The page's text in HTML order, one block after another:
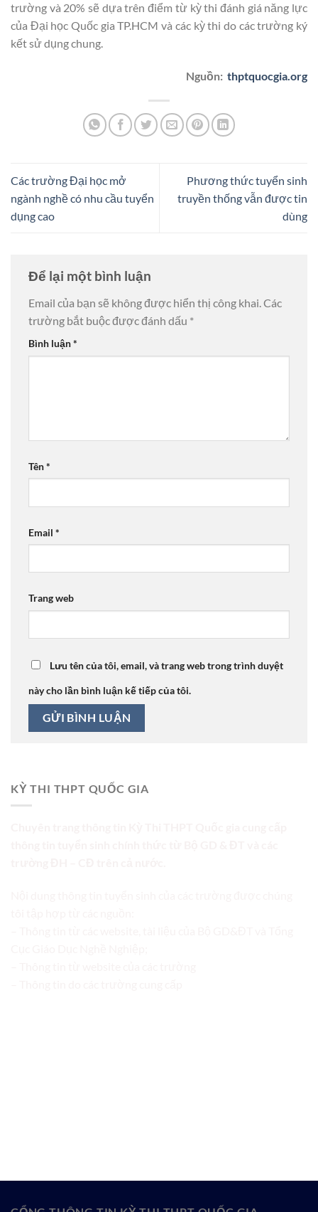
trường và 20% sẽ dựa trên điểm từ kỳ thi đánh giá năng lực
của Đại học Quốc gia TP.HCM và các kỳ thi do các trường ký
kết sử dụng chung.
Nguồn: thptquocgia.org
Các trường Đại học mở
ngành nghề có nhu cầu tuyển
dụng cao
Phương thức tuyển sinh
truyền thống vẫn được tin
dùng
Để lại một bình luận
Email của bạn sẽ không được hiển thị công khai.Các
trường bắt buộc được đánh dấu *
Bình luận*
Tên*
Email *
Trang web
Lưu tên của tôi, email, và trang web trong trình duyệt
này cho lần bình luận kế tiếp của tôi.
KỲ THI THPT QUỐC GIA